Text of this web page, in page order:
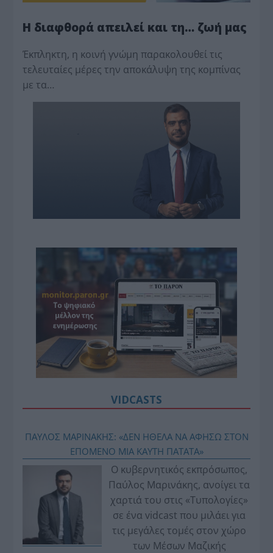
Η διαφθορά απειλεί και τη… ζωή μας
Έκπληκτη, η κοινή γνώμη παρακολουθεί τις
τελευταίες μέρες την αποκάλυψη της κο­μπίνας
με τα…
VIDCASTS
ΠΑΥΛΟΣ ΜΑΡΙΝΑΚΗΣ: «ΔΕΝ ΗΘΕΛΑ ΝΑ ΑΦΗΣΩ ΣΤΟΝ
ΕΠΟΜΕΝΟ ΜΙΑ ΚΑΥΤΗ ΠΑΤΑΤΑ»
Ο κυβερνητικός εκπρόσωπος,
Παύλος Μαρινάκης, ανοίγει τα
χαρτιά του στις «Τυπολογίες»
σε ένα vidcast που μιλάει για
τις μεγάλες τομές στον χώρο
των Μέσων Μαζικής